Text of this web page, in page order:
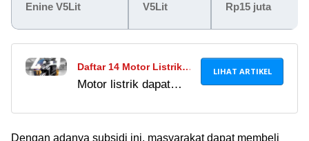
Enine V5Lit V5Lit Rp15 juta
Daftar 14 Motor Listrik
Yang Dapat Subsidi Rp7
Motor listrik dapat
Rp7 juta, loh. Berikut
LIHAT ARTIKEL
Dengan adanya subsidi ini, masyarakat dapat membeli